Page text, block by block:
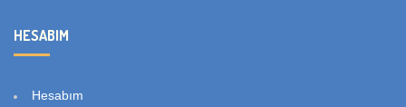
HESABIM
Hesabım